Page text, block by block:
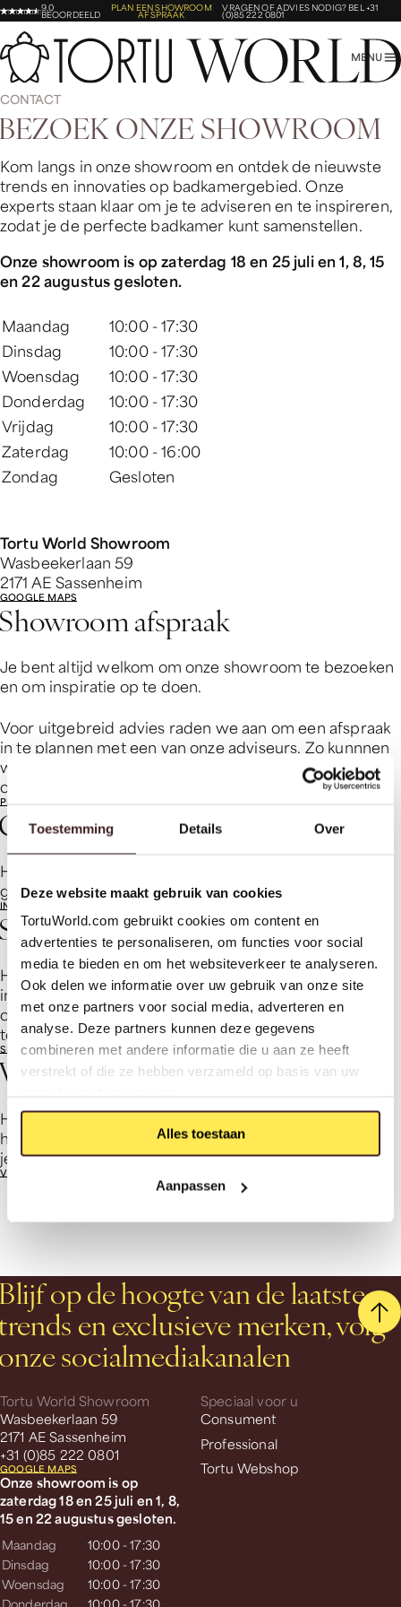
Toestemming Details Over
Deze website maakt gebruik van cookies
TortuWorld.com gebruikt cookies om content en
advertenties te personaliseren, om functies voor social
media te bieden en om het websiteverkeer te analyseren.
Ook delen we informatie over uw gebruik van onze site
met onze partners voor social media, adverteren en
analyse. Deze partners kunnen deze gegevens
combineren met andere informatie die u aan ze heeft
verstrekt of die ze hebben verzameld op basis van uw
Alles toestaan
Aanpassen
9,0
BEOORDEELD
PLAN EEN SHOWROOM
AFSPRAAK
VRAGEN OF ADVIES NODIG? BEL +31
(0)85 222 0801
MENU
CONTACT
EZOEKONZESHOWROOM
Kom langs in onze showroom en ontdek de nieuwste
trends en innovaties op badkamergebied. Onze
experts staan klaar om je te adviseren en te inspireren,
zodat je de perfecte badkamer kunt samenstellen.
Onze showroom is op zaterdag 18 en 25 juli en 1, 8, 15
en 22 augustus gesloten.
Maandag
10:00 - 17:30
Dinsdag
10:00 - 17:30
Woensdag
10:00 - 17:30
Donderdag
10:00 - 17:30
Vrijdag
10:00 - 17:30
Zaterdag
10:00 - 16:00
Zondag
Gesloten
Tortu World Showroom
Wasbeekerlaan 59
2171 AE Sassenheim
GOOGLE MAPS
afspraak
Je bent altijd welkom om onze showroom te bezoeken
en om inspiratie op te doen.
Voor uitgebreid advies raden we aan om een afspraak
in te plannen met een van onze adviseurs. Zo kunnnen
we alle tijd nemen om je wensen te bespreken en je
optimaal te helpen bij het maken van de juiste keuze.
PLAN EEN AFSPRAAK
opnemen
Heeft u vragen of wilt u meer informatie? We helpen u
graag verder.
INFO@TORTUWORLD.COM
aanvraag
Heeft u een probleem of vraag over een product of
installatie? Dien eenvoudig een serviceaanvraag in, en
ons team zorgt ervoor dat het snel en naar
tevredenheid wordt opgelost.
SERVICE VERZOEK AANVRAGEN
vragen
Heb je een vraag? Misschien staat het antwoord al
hieronder! We hebben de meestgestelde vragen voor
je op een rij gezet, zodat je snel verder kunt.
VEELGESTELDE VRAGEN
op de hoogte van de laatste
en exclusieve merken, volg
socialmediakanalen
Tortu World Showroom
Wasbeekerlaan 59
2171 AE Sassenheim
+31 (0)85 222 0801
GOOGLE MAPS
Onze showroom is op
zaterdag 18 en 25 juli en 1, 8,
15 en 22 augustus gesloten.
Maandag
10:00 - 17:30
Dinsdag
10:00 - 17:30
Woensdag
10:00 - 17:30
Donderdag
10:00 - 17:30
Speciaal voor u
Consument
Professional
Tortu Webshop